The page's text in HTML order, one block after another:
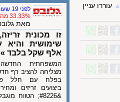
▲︎ עוררו עניין
לפני 19 שעות ו-15 דקות
33.33% מהצפיות
מאת
זו מכונית
אלף שקל בלבד
מצליחה להציב רף
בפלח עם חלל
ביצועים זריזים
&#8226; הטווח